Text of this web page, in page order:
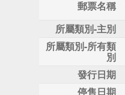
郵票名稱
所屬類別-主別
所屬類別-所有類
別
發行日期
停售日期